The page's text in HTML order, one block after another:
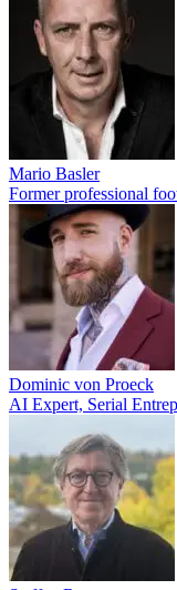
Mario Basler
Former professional
Dominic von Proeck
AI Expert, Serial